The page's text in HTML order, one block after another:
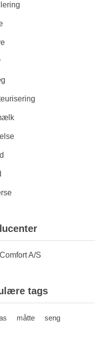
A/S
tags
måtte seng